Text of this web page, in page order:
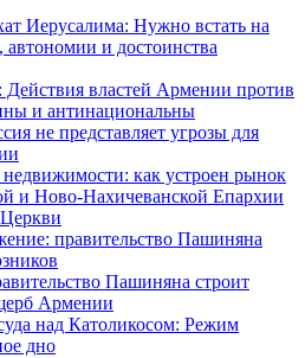
Иерусалима: Нужно встать на
автономии и достоинства
властей Армении против
и антинациональны
не представляет угрозы для
как устроен рынок
и Ново-Нахичеванской Епархии
правительство Пашиняна
Пашиняна строит
Армении
над Католикосом: Режим
дно